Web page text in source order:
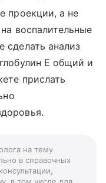
проекции, а не
воспалительные
сделать анализ
Е общий и
прислать
на тему
в справочных